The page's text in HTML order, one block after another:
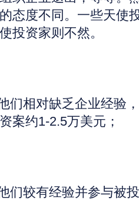
态度不同。一些天使
投资家则不然。
对缺乏企业经验，
案约1-2.5万美元；
有经验并参与被投